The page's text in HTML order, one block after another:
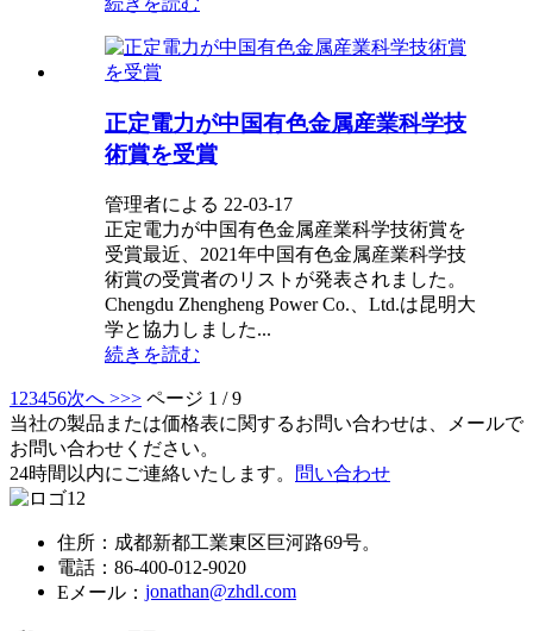
正定電力が中国有色金属産業科学技
術賞を受賞
管理者による 22-03-17
正定電力が中国有色金属産業科学技術賞を
受賞最近、2021年中国有色金属産業科学技
術賞の受賞者のリストが発表されました。
Chengdu Zhengheng Power Co.、Ltd.は昆明大
学と協力しました...
続きを読む
1 23456次へ >>> ページ 1 / 9
当社の製品または価格表に関するお問い合わせは、メールで
お問い合わせください。
24時間以内にご連絡いたします。
問い合わせ
住所：成都新都工業東区巨河路69号。
電話： 86-400-012-9020
Eメール： jonathan@zhdl.com